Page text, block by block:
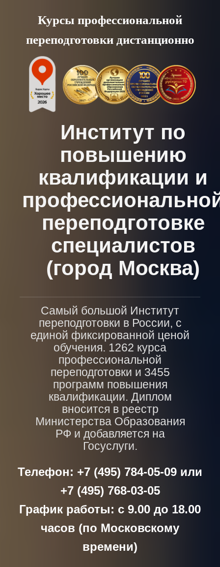
content
Курсы профессиональной
переподготовки дистанционно
Институт по
повышению
квалификации и
переподготовке
специалистов
(город Москва)
Самый большой Институт
переподготовки в России, с
единой фиксированной ценой
обучения. 1262 курса
профессиональной
переподготовки и 3455
программ повышения
квалификации. Диплом
вносится в реестр
Министерства Образования
РФ и добавляется на
Госуслуги.
Телефон: +7 (495) 784-05-09 или
+7 (495) 768-03-05
График работы: с 9.00 до 18.00
часов (по Московскому
времени)